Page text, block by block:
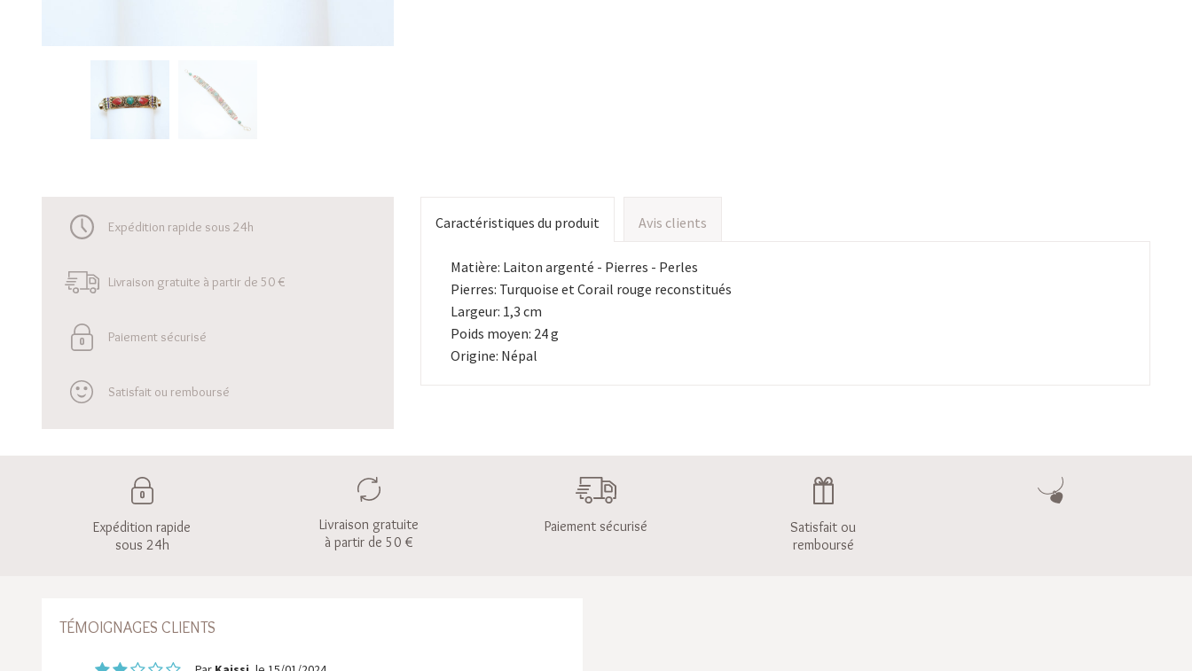
Expédition rapide sous 24h
Livraison gratuite à partir de 50 €
Paiement sécurisé
Satisfait ou remboursé
Caractéristiques du produit Avis clients
Matière: Laiton argenté - Pierres - Perles
Pierres: Turquoise et Corail rouge reconstitués
Largeur: 1,3 cm
Poids moyen: 24 g
Origine: Népal
Expédition rapide
sous 24h
Livraison gratuite
à partir de 50 €
Paiement sécurisé
Satisfait ou
remboursé
TÉMOIGNAGES CLIENTS